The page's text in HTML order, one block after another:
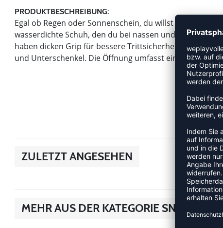
PRODUKTBESCHREIBUNG:
Egal ob Regen oder Sonnenschein, du willst draußen sein
wasserdichte Schuh, den du bei nassen und
haben dicken Grip für bessere Trittsicherheit und die
und Unterschenkel. Die Öffnung umfasst eine
ZULETZT ANGESEHEN
MEHR AUS DER KATEGORIE SNEAKER